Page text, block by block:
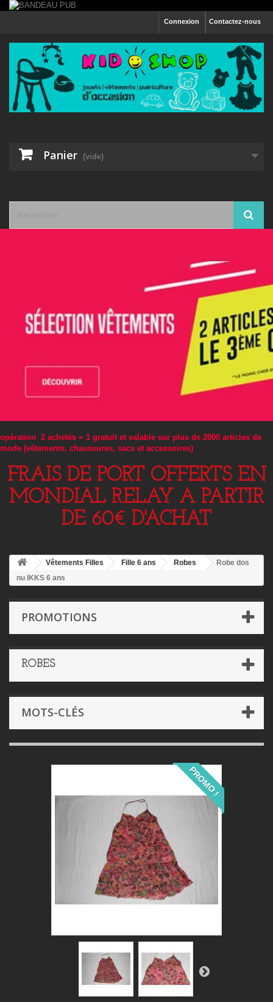
Contactez-nous
Connexion
Panier (vide)
opération 2 achetés = 1 gratuit et valable sur plus de 2000 articles de
mode (vêtements, chaussures, sacs et accessoires)
FRAIS DE PORT OFFERTS EN
MONDIAL RELAY A PARTIR
DE 60€ D'ACHAT
Vêtements Filles Fille 6 ans Robes
Robe dos
nu IKKS 6 ans
PROMOTIONS
ROBES
MOTS-CLÉS
PROMO !